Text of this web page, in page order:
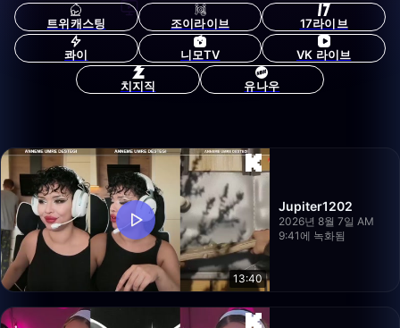
트위캐스팅 조이라이브 17라이브
콰이 니모TV VK 라이브
치지직 유나우
13:40
Jupiter1202
2026년 8월 7일 AM
9:41에 녹화됨